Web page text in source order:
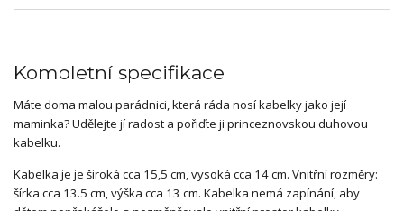
Kompletní specifikace
Máte doma malou parádnici, která ráda nosí kabelky jako její
maminka? Udělejte jí radost a pořiďte ji princeznovskou duhovou
kabelku.
Kabelka je je široká cca 15,5 cm, vysoká cca 14 cm. Vnitřní rozměry:
šírka cca 13.5 cm, výška cca 13 cm. Kabelka nemá zapínání, aby